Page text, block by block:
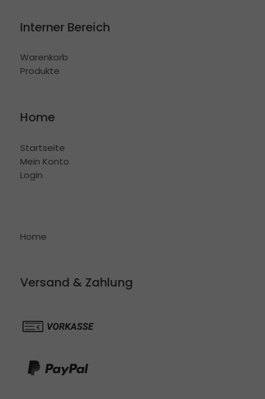
Interner Bereich
Warenkorb
Produkte
Home
Startseite
Mein Konto
Login
Home
Versand & Zahlung